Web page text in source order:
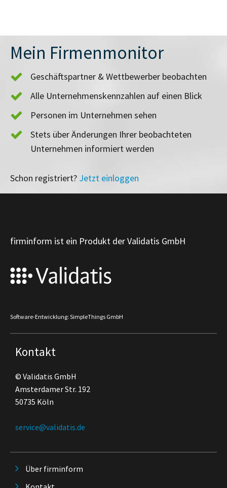
Mein Firmenmonitor
Geschäftspartner & Wettbewerber beobachten
Alle Unternehmenskennzahlen auf einen Blick
Personen im Unternehmen sehen
Stets über Änderungen Ihrer beobachteten
Unternehmen informiert werden
Schon registriert? Jetzt einloggen
firminform ist ein Produkt der Validatis GmbH
Software-Entwicklung: SimpleThings GmbH
Kontakt
© Validatis GmbH
Amsterdamer Str. 192
50735 Köln
service@validatis.de
Über firminform